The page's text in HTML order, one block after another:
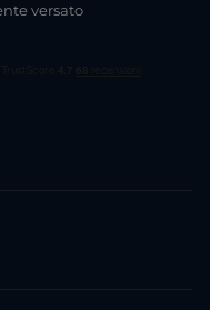
versato